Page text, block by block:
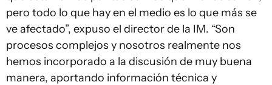
pero todo lo que hay en el medio es lo que más se
ve afectado”, expuso el director de la IM. “Son
procesos complejos y nosotros realmente nos
hemos incorporado a la discusión de muy buena
manera, aportando información técnica y